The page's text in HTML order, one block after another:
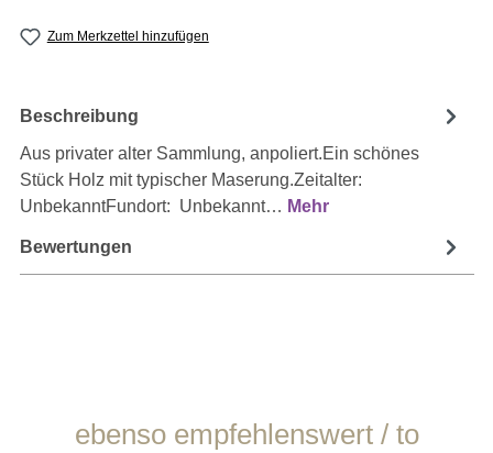
Zum Merkzettel hinzufügen
Beschreibung
Aus privater alter Sammlung, anpoliert.Ein schönes
Stück Holz mit typischer Maserung.Zeitalter:
UnbekanntFundort: Unbekannt… Mehr
Bewertungen
Produktgalerie überspringen
ebenso empfehlenswert / to